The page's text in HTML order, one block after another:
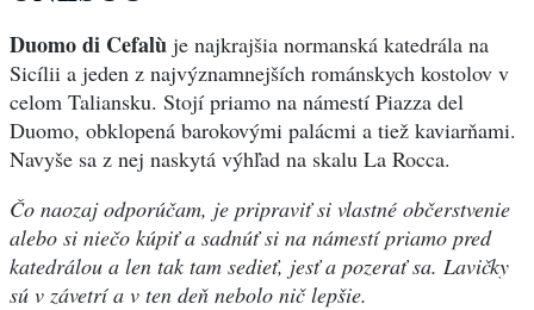
Duomo di Cefalù je najkrajšia normanská katedrála na
Sicílii a jeden z najvýznamnejších románskych kostolov v
celom Taliansku. Stojí priamo na námestí Piazza del
Duomo, obklopená barokovými palácmi a tiež kaviarňami.
Navyše sa z nej naskytá výhľad na skalu La Rocca.
Čo naozaj odporúčam, je pripraviť si vlastné občerstvenie
alebo si niečo kúpiť a sadnúť si na námestí priamo pred
katedrálou a len tak tam sedieť, jesť a pozerať sa. Lavičky
sú v závetrí a v ten deň nebolo nič lepšie.